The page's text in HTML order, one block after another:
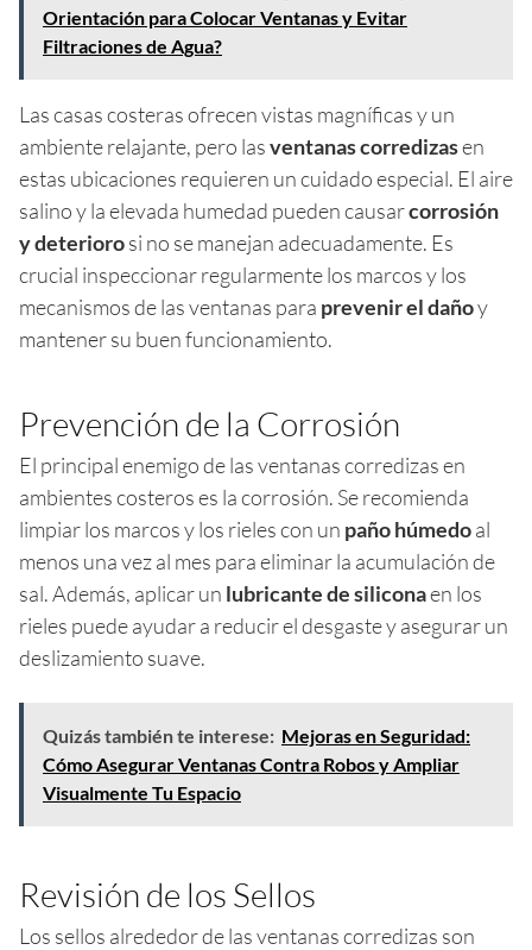
Orientación para Colocar Ventanas y Evitar
Filtraciones de Agua?
Las casas costeras ofrecen vistas magníficas y un
ambiente relajante, pero lasventanas corredizasen
estas ubicaciones requieren un cuidado especial. El aire
salino y la elevada humedad pueden causarcorrosión
y deteriorosi no se manejan adecuadamente. Es
crucial inspeccionar regularmente los marcos y los
mecanismos de las ventanas para prevenir el dañoy
mantener su buen funcionamiento.
Prevención de la Corrosión
El principal enemigo de las ventanas corredizas en
ambientes costeros es la corrosión. Se recomienda
limpiar los marcos y los rieles con un paño húmedoal
menos una vez al mes para eliminar la acumulación de
sal. Además, aplicar un lubricante de siliconaen los
rieles puede ayudar a reducir el desgaste y asegurar un
deslizamiento suave.
Quizás también te interese: Mejoras en Seguridad:
Cómo Asegurar Ventanas Contra Robos y Ampliar
Visualmente Tu Espacio
Revisión de los Sellos
Los sellos alrededor de las ventanas corredizas son